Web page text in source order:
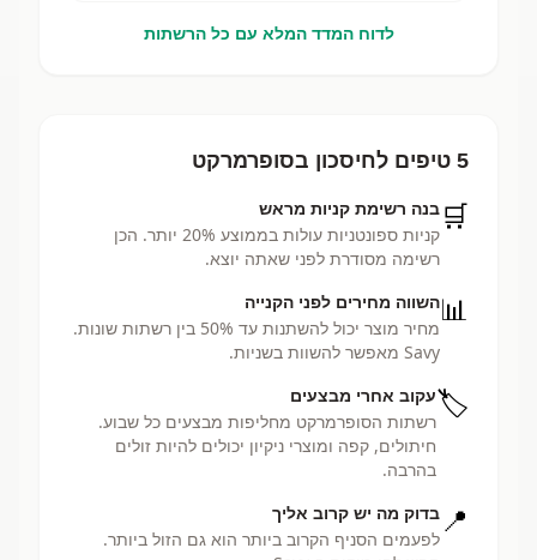
לדוח המדד המלא עם כל הרשתות
5 טיפים לחיסכון בסופרמרקט
🛒 בנה רשימת קניות מראש
קניות ספונטניות עולות בממוצע 20% יותר. הכן
רשימה מסודרת לפני שאתה יוצא.
📊השווה מחירים לפני הקנייה
מחיר מוצר יכול להשתנות עד 50% בין רשתות שונות.
Savy מאפשר להשוות בשניות.
🏷️עקוב אחרי מבצעים
רשתות הסופרמרקט מחליפות מבצעים כל שבוע.
חיתולים, קפה ומוצרי ניקיון יכולים להיות זולים
בהרבה.
📍 בדוק מה יש קרוב אליך
לפעמים הסניף הקרוב ביותר הוא גם הזול ביותר.